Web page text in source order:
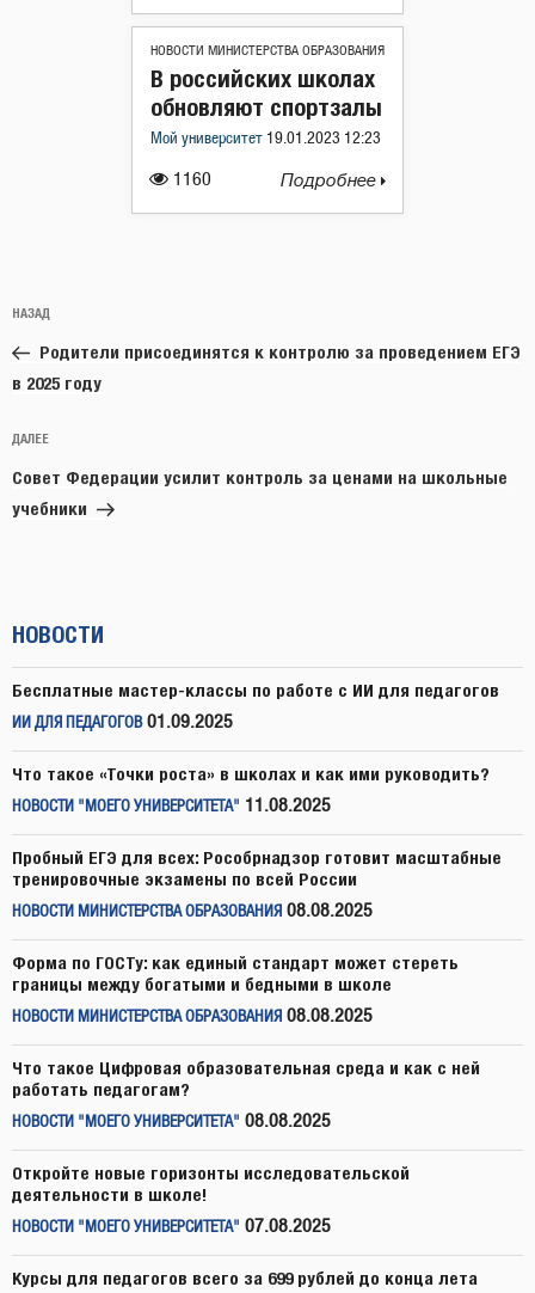
НОВОСТИ МИНИСТЕРСТВА ОБРАЗОВАНИЯ
1160
В российских школах
обновляют спортзалы
Мой университет 19.01.2023 12:23
Подробнее
по
записям
Предыдущая
запись:
НАЗАД
Родители присоединятся к контролю за проведением ЕГЭ
в 2025 году
Следующая
запись
ДАЛЕЕ
Совет Федерации усилит контроль за ценами на школьные
учебники
НОВОСТИ
Бесплатные мастер-классы по работе с ИИ для педагогов
ИИ ДЛЯ ПЕДАГОГОВ 01.09.2025
Что такое «Точки роста» в школах и как ими руководить?
НОВОСТИ "МОЕГО УНИВЕРСИТЕТА" 11.08.2025
Пробный ЕГЭ для всех: Рособрнадзор готовит масштабные
тренировочные экзамены по всей России
НОВОСТИ МИНИСТЕРСТВА ОБРАЗОВАНИЯ 08.08.2025
Форма по ГОСТу: как единый стандарт может стереть
границы между богатыми и бедными в школе
НОВОСТИ МИНИСТЕРСТВА ОБРАЗОВАНИЯ 08.08.2025
Что такое Цифровая образовательная среда и как с ней
работать педагогам?
НОВОСТИ "МОЕГО УНИВЕРСИТЕТА" 08.08.2025
Откройте новые горизонты исследовательской
деятельности в школе!
НОВОСТИ "МОЕГО УНИВЕРСИТЕТА" 07.08.2025
Курсы для педагогов всего за 699 рублей до конца лета